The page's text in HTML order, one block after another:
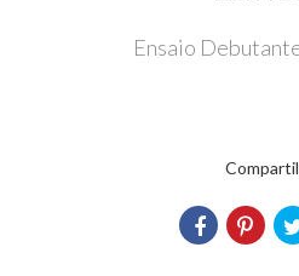
Ensaio